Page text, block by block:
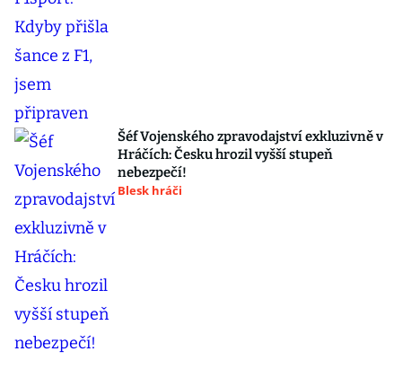
Šéf Vojenského zpravodajství exkluzivně v
Hráčích: Česku hrozil vyšší stupeň
nebezpečí!
Blesk hráči